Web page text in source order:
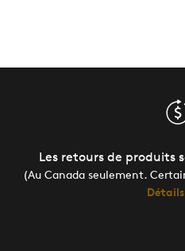
Les retours de produits
(Au Canada seulement.